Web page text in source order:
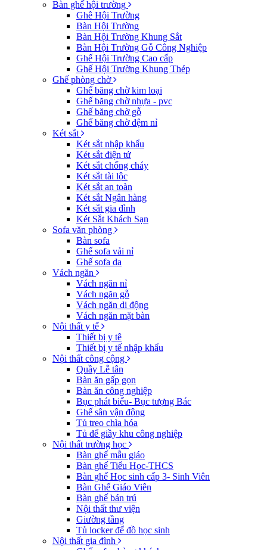
Bàn ghế hội trường
Ghê Hội Trường
Bàn Hội Trường
Bàn Hội Trường Khung Sắt
Bàn Hội Trường Gỗ Công Nghiệp
Ghế Hội Trường Cao cấp
Ghế Hội Trường Khung Thép
Ghế phòng chờ
Ghế băng chờ kim loại
Ghế băng chờ nhựa - pvc
Ghế băng chờ gỗ
Ghế băng chờ đệm nỉ
Két sẳt
Két sắt nhập khẩu
Két sắt điện tử
Két sắt chống cháy
Két sắt tài lộc
Két sắt an toàn
Két sắt Ngân hàng
Két sắt gia đình
Két Sắt Khách Sạn
Sofa văn phòng
Bàn sofa
Ghế sofa vải nỉ
Ghế sofa da
Vách ngăn
Vách ngăn nỉ
Vách ngăn gỗ
Vách ngăn di động
Vách ngăn mặt bàn
Nội thất y tế
Thiết bị y tê
Thiết bị y tế nhập khẩu
Nội thất công cộng
Quầy Lễ tân
Bàn ăn gấp gọn
Bàn ăn công nghiệp
Bục phát biểu- Bục tượng Bác
Ghế sân vận động
Tủ treo chìa hóa
Tủ để giầy khu công nghiệp
Nội thất trường học
Bàn ghế mẫu giáo
Bàn ghế Tiểu Học-THCS
Bàn ghế Học sinh cấp 3- Sinh Viên
Bàn Ghế Giáo Viên
Bàn ghế bán trú
Nội thất thư viện
Giường tầng
Tủ locker để đồ học sinh
Nội thất gia đình